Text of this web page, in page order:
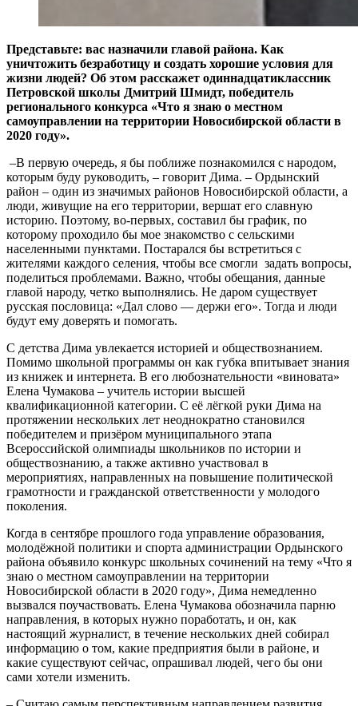
Представьте: вас назначили главой района. Как
уничтожить безработицу и создать хорошие условия для
жизни людей? Об этом расскажет одиннадцатиклассник
Петровской школы Дмитрий Шмидт, победитель
регионального конкурса «Что я знаю о местном
самоуправлении на территории Новосибирской области в
2020 году».
–В первую очередь, я бы поближе познакомился с народом,
которым буду руководить, – говорит Дима. – Ордынский
район – один из значимых районов Новосибирской области, а
люди, живущие на его территории, вершат его славную
историю. Поэтому, во-первых, составил бы график, по
которому проходило бы мое знакомство с сельскими
населенными пунктами. Постарался бы встретиться с
жителями каждого селения, чтобы все смогли задать вопросы,
поделиться проблемами. Важно, чтобы обещания, данные
главой народу, четко выполнялись. Не даром существует
русская пословица: «Дал слово — держи его». Тогда и люди
будут ему доверять и помогать.
С детства Дима увлекается историей и обществознанием.
Помимо школьной программы он как губка впитывает знания
из книжек и интернета. В его любознательности «виновата»
Елена Чумакова – учитель истории высшей
квалификационной категории. С её лёгкой руки Дима на
протяжении нескольких лет неоднократно становился
победителем и призёром муниципального этапа
Всероссийской олимпиады школьников по истории и
обществознанию, а также активно участвовал в
мероприятиях, направленных на повышение политической
грамотности и гражданской ответственности у молодого
поколения.
Когда в сентябре прошлого года управление образования,
молодёжной политики и спорта администрации Ордынского
района объявило конкурс школьных сочинений на тему «Что я
знаю о местном самоуправлении на территории
Новосибирской области в 2020 году», Дима немедленно
вызвался поучаствовать. Елена Чумакова обозначила парню
направления, в которых нужно поработать, и он, как
настоящий журналист, в течение нескольких дней собирал
информацию о том, какие предприятия были в районе, и
какие существуют сейчас, опрашивал людей, чего бы они
сами хотели изменить.